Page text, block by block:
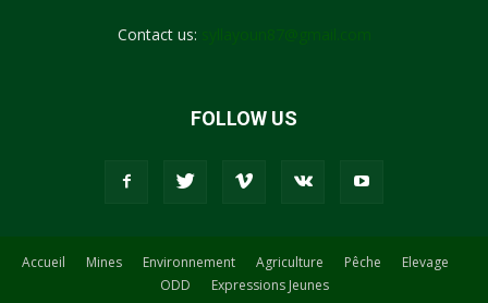
Contact us:
FOLLOW US
Accueil Mines Environnement Agriculture Pêche
Elevage
ODD
Expressions Jeunes